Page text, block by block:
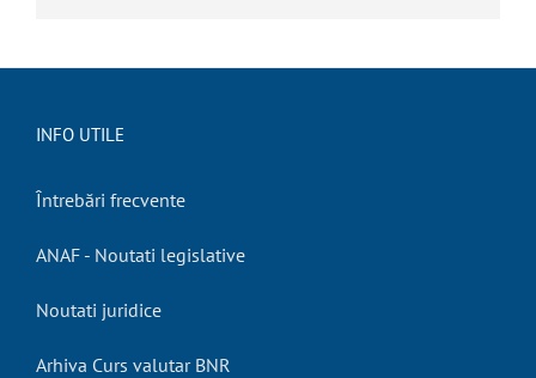
INFO UTILE
Întrebări frecvente
ANAF - Noutati legislative
Noutati juridice
Arhiva Curs valutar BNR